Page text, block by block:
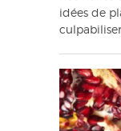
idées de
culpabiliser.